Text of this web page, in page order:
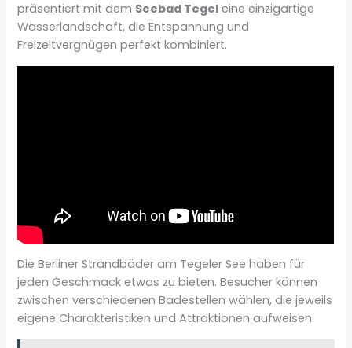
präsentiert mit dem Seebad Tegel eine einzigartige
Wasserlandschaft, die Entspannung und
Freizeitvergnügen perfekt kombiniert.
Die Berliner Strandbäder am Tegeler See haben für
jeden Geschmack etwas zu bieten. Besucher können
zwischen verschiedenen Badestellen wählen, die jeweils
eigene Charakteristiken und Attraktionen aufweisen.